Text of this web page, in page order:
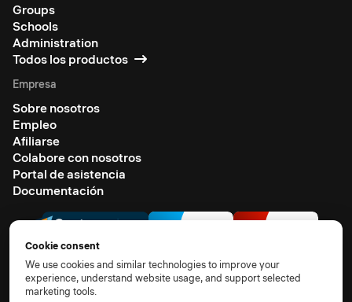
Groups
Schools
Administration
Todos los productos
Empresa
Sobre nosotros
Empleo
Afiliarse
Colabore con nosotros
Portal de asistencia
Documentación
Cookie consent
We use cookies and similar technologies to improve your
experience, understand website usage, and support selected
marketing tools.